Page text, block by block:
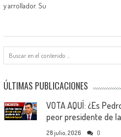
y arrollador. Su
ÚLTIMAS PUBLICACIONES
VOTA AQUÍ: ¿Es
peor presidente de
28 julio, 2026 0